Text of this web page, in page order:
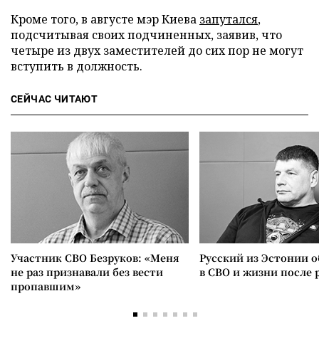
Кроме того, в августе мэр Киева запутался,
подсчитывая своих подчиненных, заявив, что
четыре из двух заместителей до сих пор не могут
вступить в должность.
СЕЙЧАС ЧИТАЮТ
Участник СВО Безруков: «Меня
не раз признавали без вести
пропавшим»
Русский из Эстонии
в СВО и жизни после